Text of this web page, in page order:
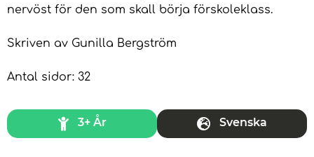
nervöst för den som skall börja förskoleklass.
Skriven av Gunilla Bergström
Antal sidor: 32
3+ År Svenska